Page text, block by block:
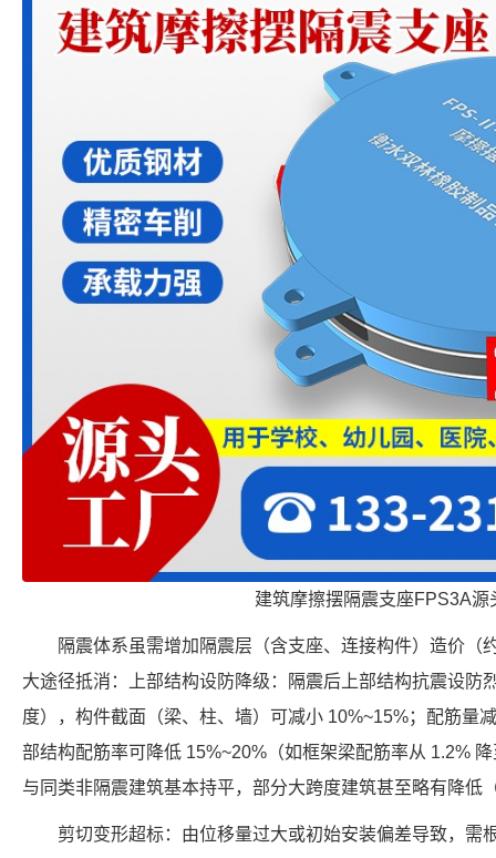
建筑摩擦摆隔震支座FPS3A源
隔震体系虽需增加隔震层（含支座、连接构件）造价（
大途径抵消：上部结构设防降级：隔震后上部结构抗震设防
度），构件截面（梁、柱、墙）可减小 10%~15%；配筋量
部结构配筋率可降低 15%~20%（如框架梁配筋率从 1.2%
与同类非隔震建筑基本持平，部分大跨度建筑甚至略有降低
剪切变形超标：由位移量过大或初始安装偏差导致，需